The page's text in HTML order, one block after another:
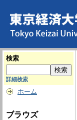
検索
詳細検索
ホーム
ブラウズ